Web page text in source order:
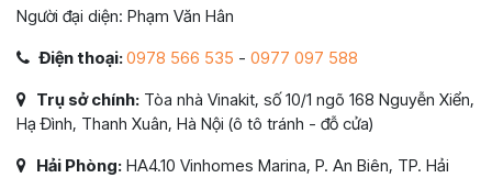
Người đại diện: Phạm Văn Hân
Điện thoại:0978 566 535 - 0977 097 588
Trụ sở chính: Tòa nhà Vinakit, số 10/1 ngõ 168 Nguyễn Xiển,
Hạ Đình, Thanh Xuân, Hà Nội (ô tô tránh - đỗ cửa)
Hải Phòng: HA4.10 Vinhomes Marina, P. An Biên, TP. Hải